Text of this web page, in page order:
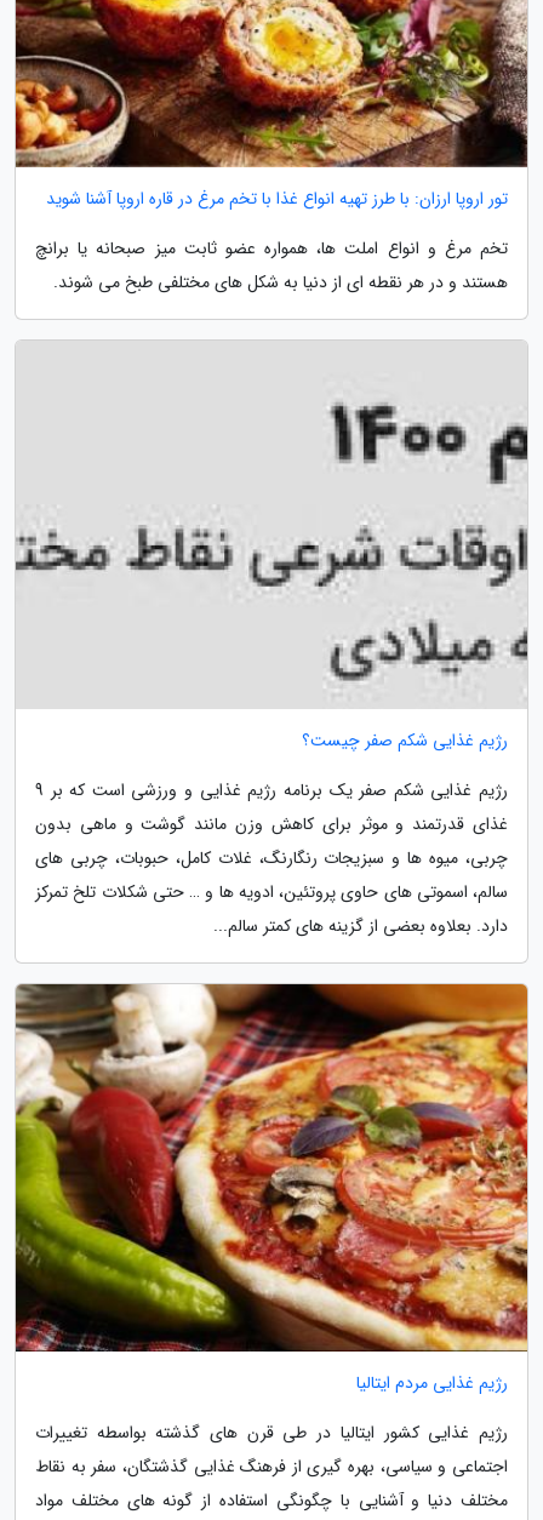
تور اروپا ارزان: با طرز تهیه انواع غذا با تخم مرغ در قاره اروپا آشنا شوید
تخم مرغ و انواع املت ها، همواره عضو ثابت میز صبحانه یا برانچ
هستند و در هر نقطه ای از دنیا به شکل های مختلفی طبخ می شوند.
رژیم غذایی شکم صفر چیست؟
رژیم غذایی شکم صفر یک برنامه رژیم غذایی و ورزشی است که بر 9
غذای قدرتمند و موثر برای کاهش وزن مانند گوشت و ماهی بدون
چربی، میوه ها و سبزیجات رنگارنگ، غلات کامل، حبوبات، چربی های
سالم، اسموتی های حاوی پروتئین، ادویه ها و … حتی شکلات تلخ تمرکز
دارد. بعلاوه بعضی از گزینه های کمتر سالم...
رژیم غذایی مردم ایتالیا
رژیم غذایی کشور ایتالیا در طی قرن های گذشته بواسطه تغییرات
اجتماعی و سیاسی، بهره گیری از فرهنگ غذایی گذشتگان، سفر به نقاط
مختلف دنیا و آشنایی با چگونگی استفاده از گونه های مختلف مواد